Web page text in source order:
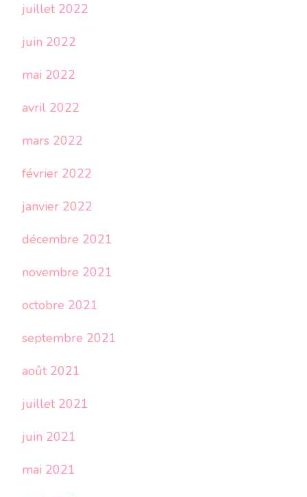
juillet 2022
juin 2022
mai 2022
avril 2022
mars 2022
février 2022
janvier 2022
décembre 2021
novembre 2021
octobre 2021
septembre 2021
août 2021
juillet 2021
juin 2021
mai 2021